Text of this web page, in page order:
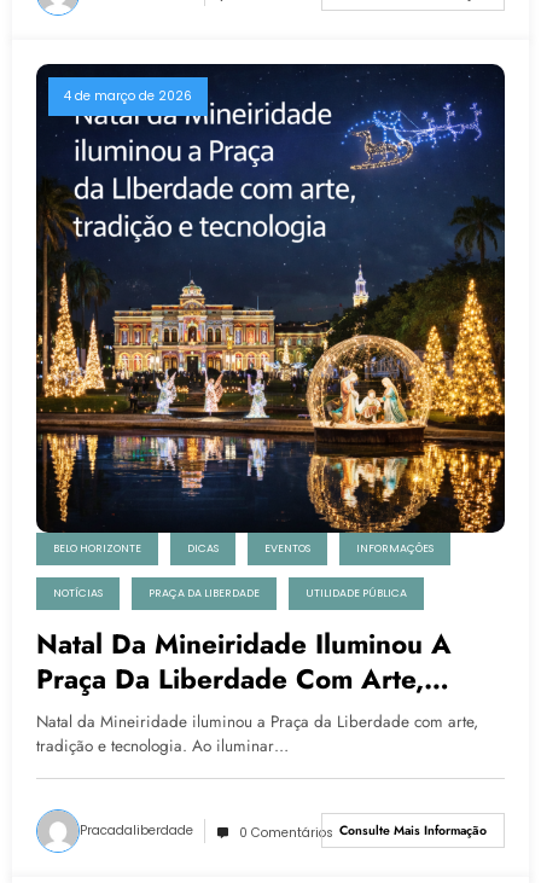
4 de março de 2026
BELO HORIZONTE DICAS EVENTOS INFORMAÇÕES
NOTÍCIAS PRAÇA DA LIBERDADE UTILIDADE PÚBLICA
Natal Da Mineiridade Iluminou A
Praça Da Liberdade Com Arte,
Tradição E Tecnologia
Natal da Mineiridade iluminou a Praça da Liberdade com arte,
tradição e tecnologia. Ao iluminar…
Pracadaliberdade 0 Comentários Consulte Mais Informação